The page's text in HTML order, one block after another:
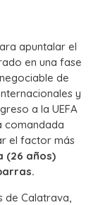
apuntalar el
en una fase
de
y
a la UEFA
comandada
el factor más
(26 años)
Calatrava,